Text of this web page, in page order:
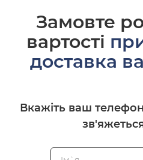
Замовте
вартості
доставка
Вкажіть ваш